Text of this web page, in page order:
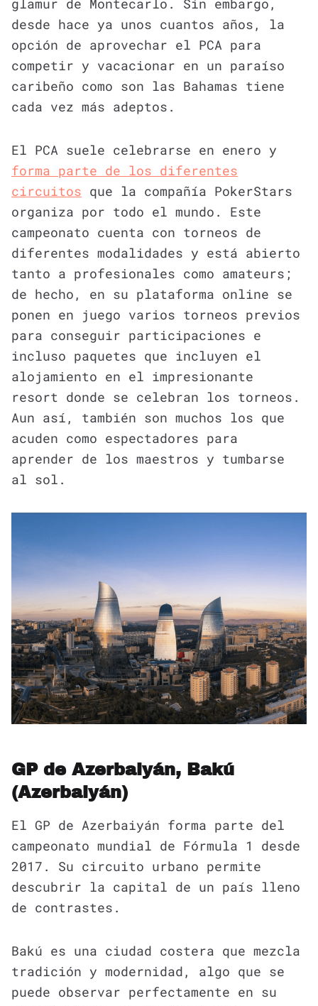
glamur de Montecarlo. Sin embargo,
desde hace ya unos cuantos años, la
opción de aprovechar el PCA para
competir y vacacionar en un paraíso
caribeño como son las Bahamas tiene
cada vez más adeptos.
El PCA suele celebrarse en enero y
forma parte de los diferentes
circuitos que la compañía PokerStars
organiza por todo el mundo. Este
campeonato cuenta con torneos de
diferentes modalidades y está abierto
tanto a profesionales como amateurs;
de hecho, en su plataforma online se
ponen en juego varios torneos previos
para conseguir participaciones e
incluso paquetes que incluyen el
alojamiento en el impresionante
resort donde se celebran los torneos.
Aun así, también son muchos los que
acuden como espectadores para
aprender de los maestros y tumbarse
al sol.
GP de Azerbaiyán, Bakú
(Azerbaiyán)
El GP de Azerbaiyán forma parte del
campeonato mundial de Fórmula 1 desde
2017. Su circuito urbano permite
descubrir la capital de un país lleno
de contrastes.
Bakú es una ciudad costera que mezcla
tradición y modernidad, algo que se
puede observar perfectamente en su